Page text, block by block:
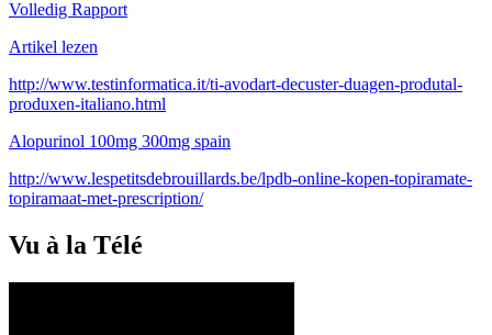
Volledig Rapport
Artikel lezen
http://www.testinformatica.it/ti-avodart-decuster-duagen-produtal-
produxen-italiano.html
Alopurinol 100mg 300mg spain
http://www.lespetitsdebrouillards.be/lpdb-online-kopen-topiramate-
topiramaat-met-prescription/
Vu à la Télé